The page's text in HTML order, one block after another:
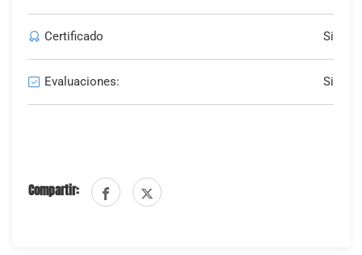
Certificado Si
Evaluaciones: Si
Compartir: